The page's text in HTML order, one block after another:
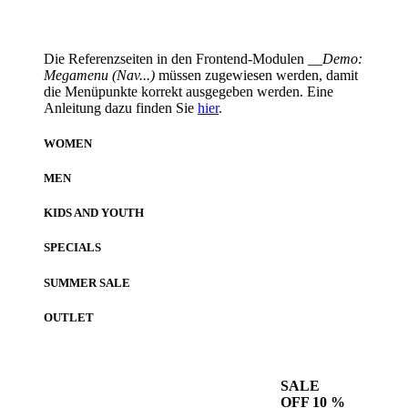
Die Referenzseiten in den Frontend-Modulen
__Demo:
Megamenu (Nav...) müssen zugewiesen werden, damit
die Menüpunkte korrekt ausgegeben werden. Eine
Anleitung dazu finden Sie hier.
WOMEN
MEN
KIDS AND YOUTH
SPECIALS
SUMMER SALE
OUTLET
SALE
OFF 10 %